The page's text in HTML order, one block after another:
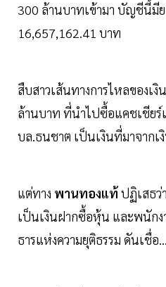
300 ล้านบาทเข้ามา บัญชีนี้มี
16,657,162.41 บาท
สืบสาวเส้นทางการไหลของเงิ
ล้านบาท ที่นำไปซื้อแคชเชียร์
บล.ธนชาต เป็นเงินที่มาจากเ
แต่ทาง พานทองแท้ปฏิเสธว่
เป็นเงินฝากซื้อหุ้น และพนัก
ธารแห่งความยุติธรรม ดันเชื่อ....